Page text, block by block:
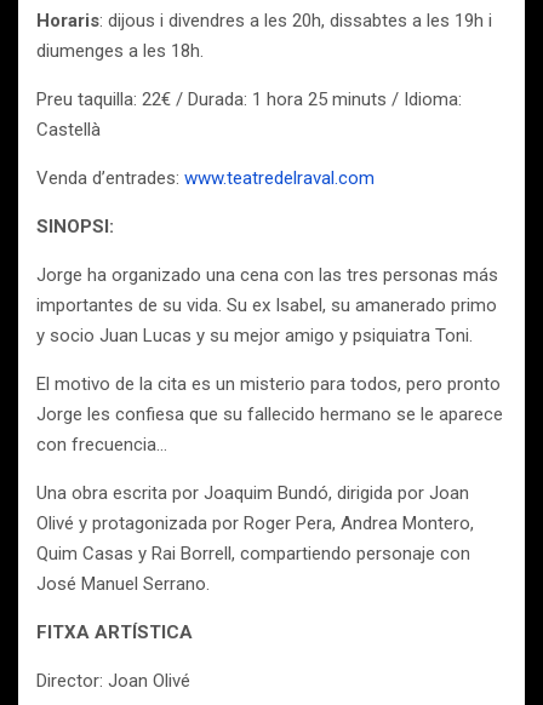
Horaris: dijous i divendres a les 20h, dissabtes a les 19h i
diumenges a les 18h.
Preu taquilla: 22€ / Durada: 1 hora 25 minuts / Idioma:
Castellà
Venda d’entrades: www.teatredelraval.com
SINOPSI:
Jorge ha organizado una cena con las tres personas más
importantes de su vida. Su ex Isabel, su amanerado primo
y socio Juan Lucas y su mejor amigo y psiquiatra Toni.
El motivo de la cita es un misterio para todos, pero pronto
Jorge les confiesa que su fallecido hermano se le aparece
con frecuencia…
Una obra escrita por Joaquim Bundó, dirigida por Joan
Olivé y protagonizada por Roger Pera, Andrea Montero,
Quim Casas y Rai Borrell, compartiendo personaje con
José Manuel Serrano.
FITXA ARTÍSTICA
Director: Joan Olivé